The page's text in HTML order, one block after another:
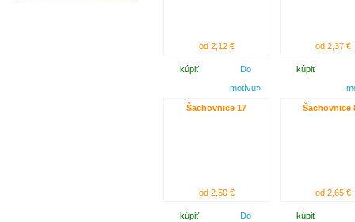
od 2,12 €
kúpiť
Do
motívu»
od 2,37 €
kúpiť
Šachovnice 17
od 2,50 €
kúpiť
Do
Šachovnice
od 2,65 €
kúpiť